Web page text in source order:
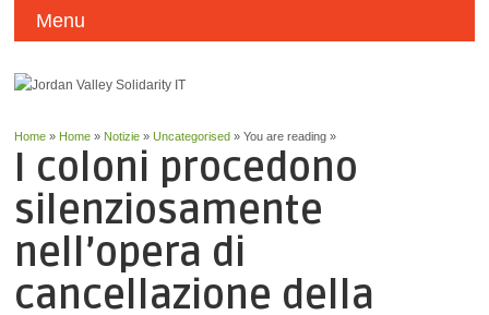
Menu
Home » Home » Notizie »Uncategorised » You are reading »
I coloni procedono
silenziosamente
nell’opera di
cancellazione della